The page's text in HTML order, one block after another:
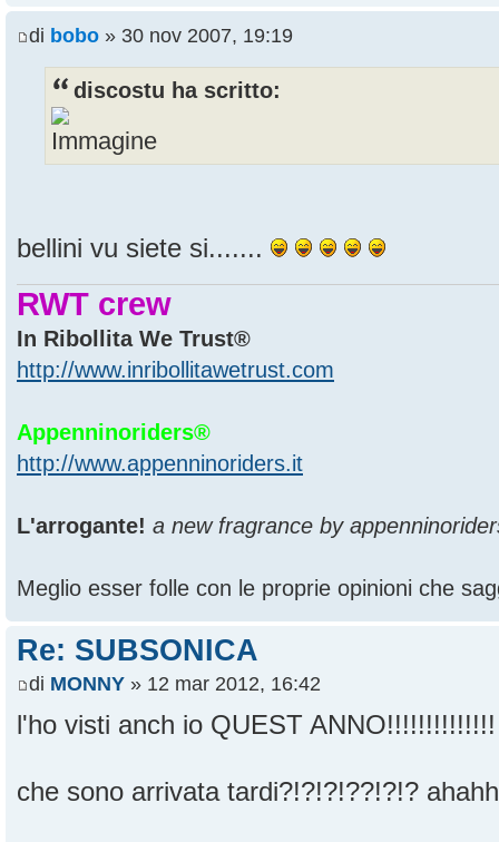
di bobo » 30 nov 2007, 19:19
discostu ha scritto:
bellini vu siete si.......
RWT crew
In Ribollita We Trust®
http://www.inribollitawetrust.com
Appenninoriders®
http://www.appenninoriders.it
L'arrogante! a new fragrance by
Meglio esser folle con le proprie opinioni che
Re: SUBSONICA
di MONNY » 12 mar 2012, 16:42
l'ho visti anch io QUEST
che sono arrivata tardi?!?!?!??!?!?